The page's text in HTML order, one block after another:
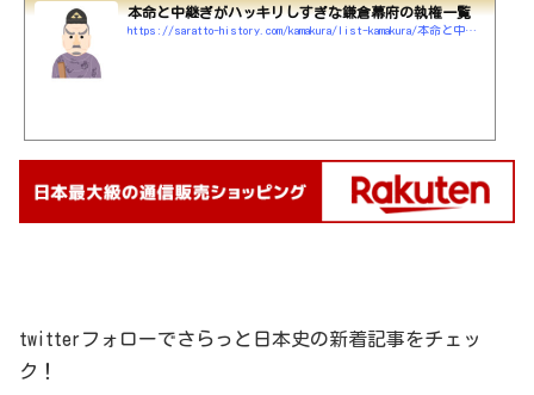
本命と中継ぎがハッキリしすぎな鎌倉幕府の執権一覧
https://saratto-history.com/kamakura/list-kamakura/本命と中継ぎがハッキリしすぎな鎌倉幕府の執権
twitterフォローでさらっと日本史の新着記事をチェッ
ク！